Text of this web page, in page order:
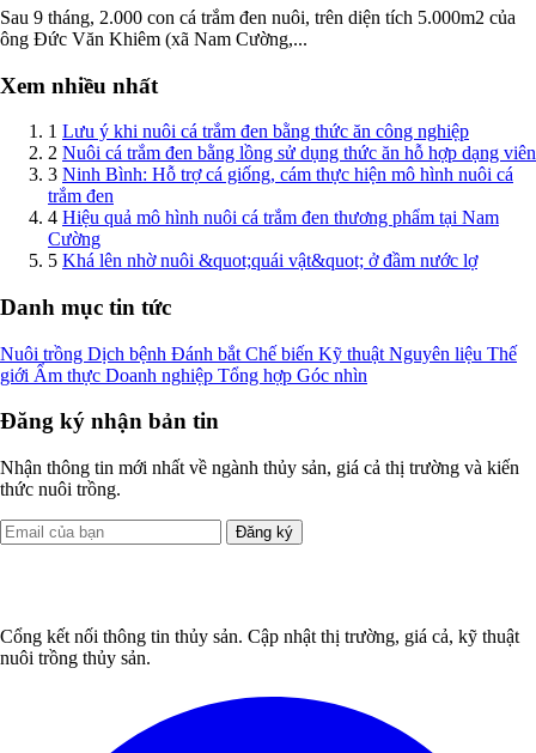
Sau 9 tháng, 2.000 con cá trắm đen nuôi, trên diện tích 5.000m2 của
ông Đức Văn Khiêm (xã Nam Cường,...
Xem nhiều nhất
1 Lưu ý khi nuôi cá trắm đen bằng thức ăn công nghiệp
2 Nuôi cá trắm đen bằng lồng sử dụng thức ăn hỗ hợp dạng viên
3 Ninh Bình: Hỗ trợ cá giống, cám thực hiện mô hình nuôi cá
trắm đen
4 Hiệu quả mô hình nuôi cá trắm đen thương phẩm tại Nam
Cường
5 Khá lên nhờ nuôi &quot;quái vật&quot; ở đầm nước lợ
Danh mục tin tức
Nuôi trồng Dịch bệnh Đánh bắt Chế biến Kỹ thuật Nguyên liệu Thế
giới Ẩm thực Doanh nghiệp Tổng hợp Góc nhìn
Đăng ký nhận bản tin
Nhận thông tin mới nhất về ngành thủy sản, giá cả thị trường và kiến
thức nuôi trồng.
Đăng ký
Cổng kết nối thông tin thủy sản. Cập nhật thị trường, giá cả, kỹ thuật
nuôi trồng thủy sản.